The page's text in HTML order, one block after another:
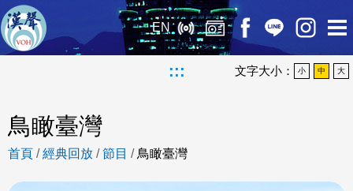
EN
::: 文字大小： 小 中 大
鳥瞰臺灣
首頁 /經典回放 /節目 / 鳥瞰臺灣